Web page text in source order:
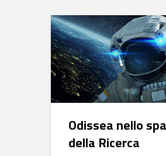
Odissea nello
della Ricerca